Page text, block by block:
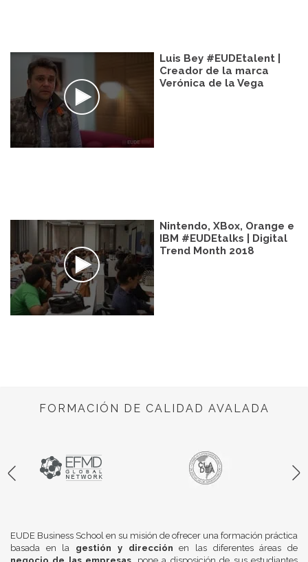
Luis Bey #EUDEtalent |
Creador de la marca
Verónica de la Vega
Nintendo, XBox, Orange e
IBM #EUDEtalks | Digital
Trend Month 2018
FORMACIÓN DE CALIDAD AVALADA
EUDE Business School en su misión de ofrecer una formación práctica
basada en la gestión y dirección en las diferentes áreas de